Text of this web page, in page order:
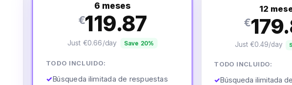
6 meses
€119.87
Just €0.66/day Save 20%
TODO INCLUIDO:
✓Búsqueda ilimitada de respuestas
12
€
Just €0.49/day
TODO INCLUIDO:
✓Búsqueda ilimitada